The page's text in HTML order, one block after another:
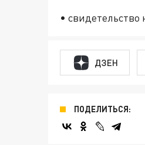
•
ДЗЕН
ПОДЕЛИТЬСЯ: